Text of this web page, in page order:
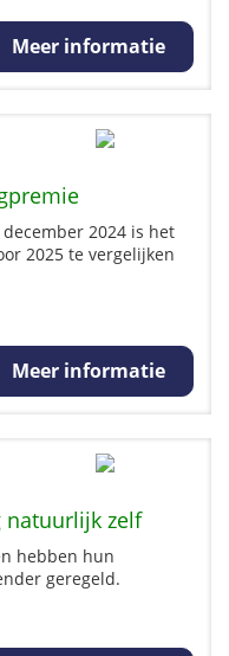
Meer informatie
2024 is het
2025 te vergelijken
Meer informatie
natuurlijk zelf
hebben hun
geregeld.